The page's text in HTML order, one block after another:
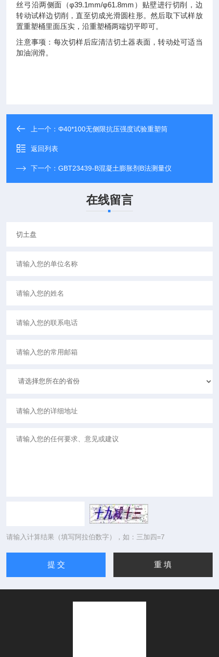
丝弓沿两侧面（φ39.1mm/φ61.8mm）贴壁进行切削，边
转动试样边切削，直至切成光滑圆柱形。然后取下试样放
置重塑桶里面压实，沿重塑桶两端切平即可。
注意事项：每次切样后应清洁切土器表面，转动处可适当
加油润滑。
上一个：Φ40*100无侧限抗压强度试验重塑筒
返回列表
下一个：GBT23439-B混凝土膨胀剂B法测量仪
在线留言
请输入计算结果（填写阿拉伯数字），如：三加四=7